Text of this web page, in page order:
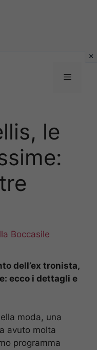
Menu
le
Boccasile
dell’ex tronista,
ecco i dettagli e
moda, una
avuto molta
programma